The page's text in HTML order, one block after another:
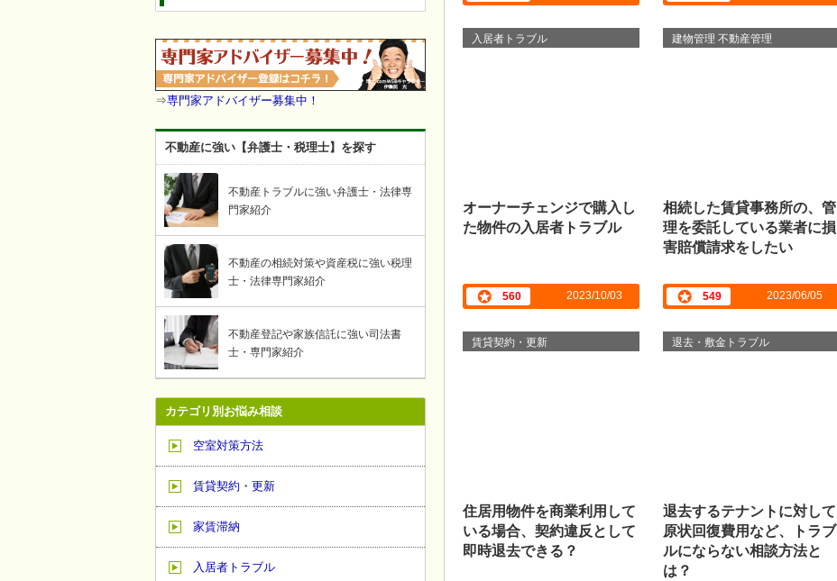
入居者トラブル
オーナーチェンジで購入し
た物件の入居者トラブル
560 2023/10/03
建物管理 不動産管理
相続した賃貸事務所の、管
理を委託している業者に損
害賠償請求をしたい
549 2023/06/05
賃貸契約・更新
住居用物件を商業利用して
いる場合、契約違反として
即時退去できる？
退去・敷金トラブル
退去するテナントに対して
原状回復費用など、トラブ
ルにならない相談方法と
は？
⇒専門家アドバイザー募集中！
不動産に強い【弁護士・税理士】を探す
不動産トラブルに強い弁護士・法律専
門家紹介
不動産の相続対策や資産税に強い税理
士・法律専門家紹介
不動産登記や家族信託に強い司法書
士・専門家紹介
カテゴリ別お悩み相談
空室対策方法
賃貸契約・更新
家賃滞納
入居者トラブル